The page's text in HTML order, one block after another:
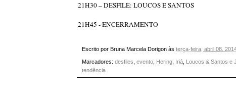
21H30 – DESFILE: LOUCOS E SANTOS
21H45 - ENCERRAMENTO
Escrito por Bruna Marcela Dorigon às terça-feira, abril 08,
Marcadores: desfiles evento Hering Iriá Loucos & Santos e
tendência